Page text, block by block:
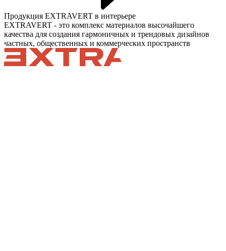
Продукция EXTRAVERT в интерьере
EXTRAVERT - это комплекс материалов высочайшего
качества для создания гармоничных и трендовых дизайнов
частных, общественных и коммерческих пространств